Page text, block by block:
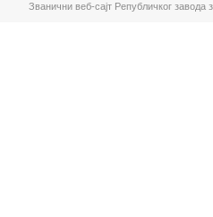
Званични веб-сајт Републичког